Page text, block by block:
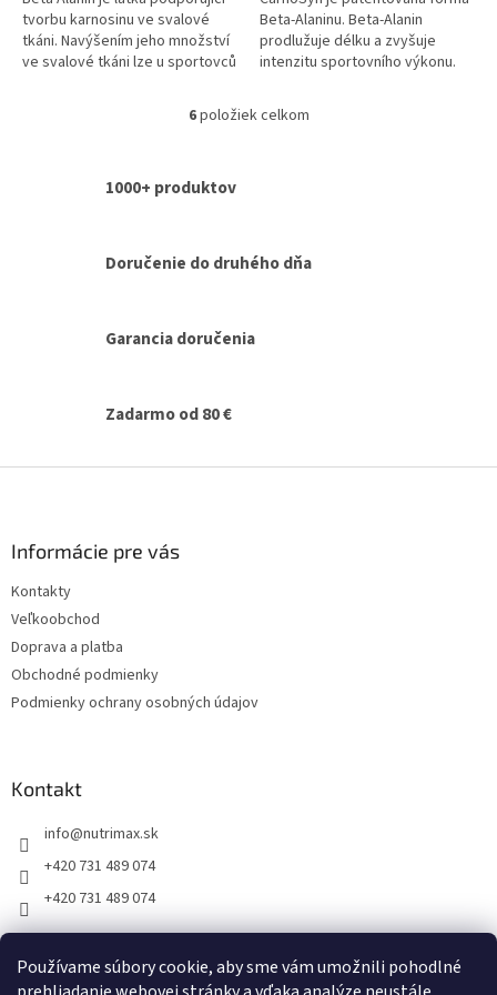
Používame súbory cookie, aby sme vám umožnili pohodlné
tvorbu karnosinu ve svalové
tkáni. Navýšením jeho množství
ve svalové tkáni lze u sportovců
Beta-Alaninu. Beta-Alanin
prodlužuje délku a zvyšuje
intenzitu sportovního výkonu.
výkon. Přispívá k oddálení
únavy,...
O
c
i
r
p
6položiek celkom
1000+ produktov
Doručenie do druhého dňa
Garancia doručenia
Zadarmo od 80 €
Informácie pre vás
Kontakty
Veľkoobchod
Doprava a platba
Obchodné podmienky
Podmienky ochrany osobných údajov
Kontakt
info@nutrimax.sk
+420 731 489 074
+420 731 489 074